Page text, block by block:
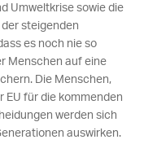
Umweltkrise sowie die
steigenden
es noch nie so
Menschen auf eine
Die Menschen,
EU für die kommenden
werden sich
auswirken.